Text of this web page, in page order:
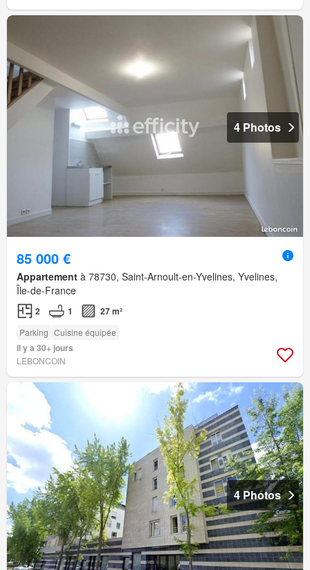
4 Photos
85 000 €
Appartement à 78730, Saint-Arnoult-en-Yvelines, Yvelines,
Île-de-France
2 1 27 m²
Parking Cuisine équipée
Il y a 30+ jours
LEBONCOIN
4 Photos